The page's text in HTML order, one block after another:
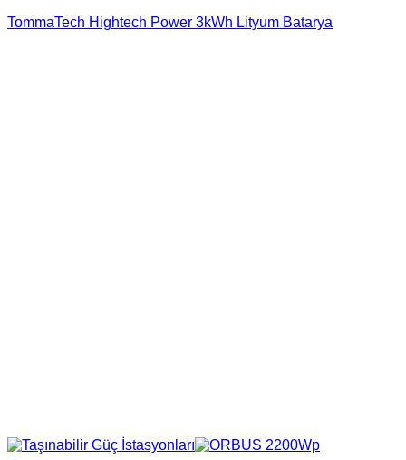
TommaTech Hightech Power 3kWh Lityum Batarya